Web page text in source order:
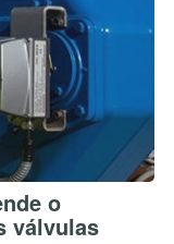
o
válvulas